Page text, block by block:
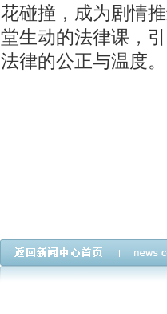
花碰撞，成为剧情
堂生动的法律课，
法律的公正与温度。